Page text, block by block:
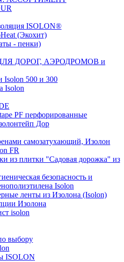
ISOLON®
(Экохит)
- пенки)
ДОРОГ, АЭРОДРОМОВ и
Isolon 500 и 300
Isolon
PF перфорированные
Дор
самозатухающий, Изолон
FR
из плитки "Садовая дорожка" из
безопасность и
Isolon
ленты из Изолона (Isolon)
Изолона
isolon
выбору
ISOLON